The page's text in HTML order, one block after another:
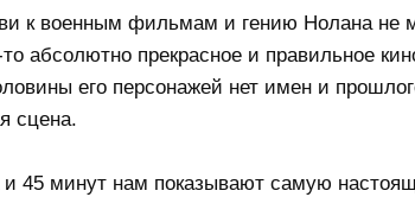
к военным фильмам и гению Нолана не
абсолютно прекрасное и правильное
его персонажей нет имен и
сцена.
45 минут нам показывают самую